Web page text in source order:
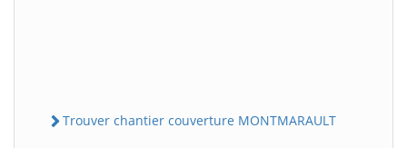
Trouver chantier couverture MONTMARAULT